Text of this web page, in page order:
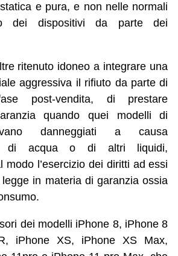
e pura, e non nelle normali
dei dispositivi da parte dei
ritenuto idoneo a integrare una
aggressiva il rifiuto da parte di
post-vendita, di prestare
quando quei modelli di
danneggiati a causa
di acqua o di altri liquidi,
modo l’esercizio dei diritti ad essi
in materia di garanzia ossia
dei modelli iPhone 8, iPhone 8
iPhone XS, iPhone XS Max,